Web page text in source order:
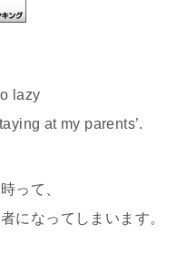
lazy
at my parents’.
って、
になってしまいます。